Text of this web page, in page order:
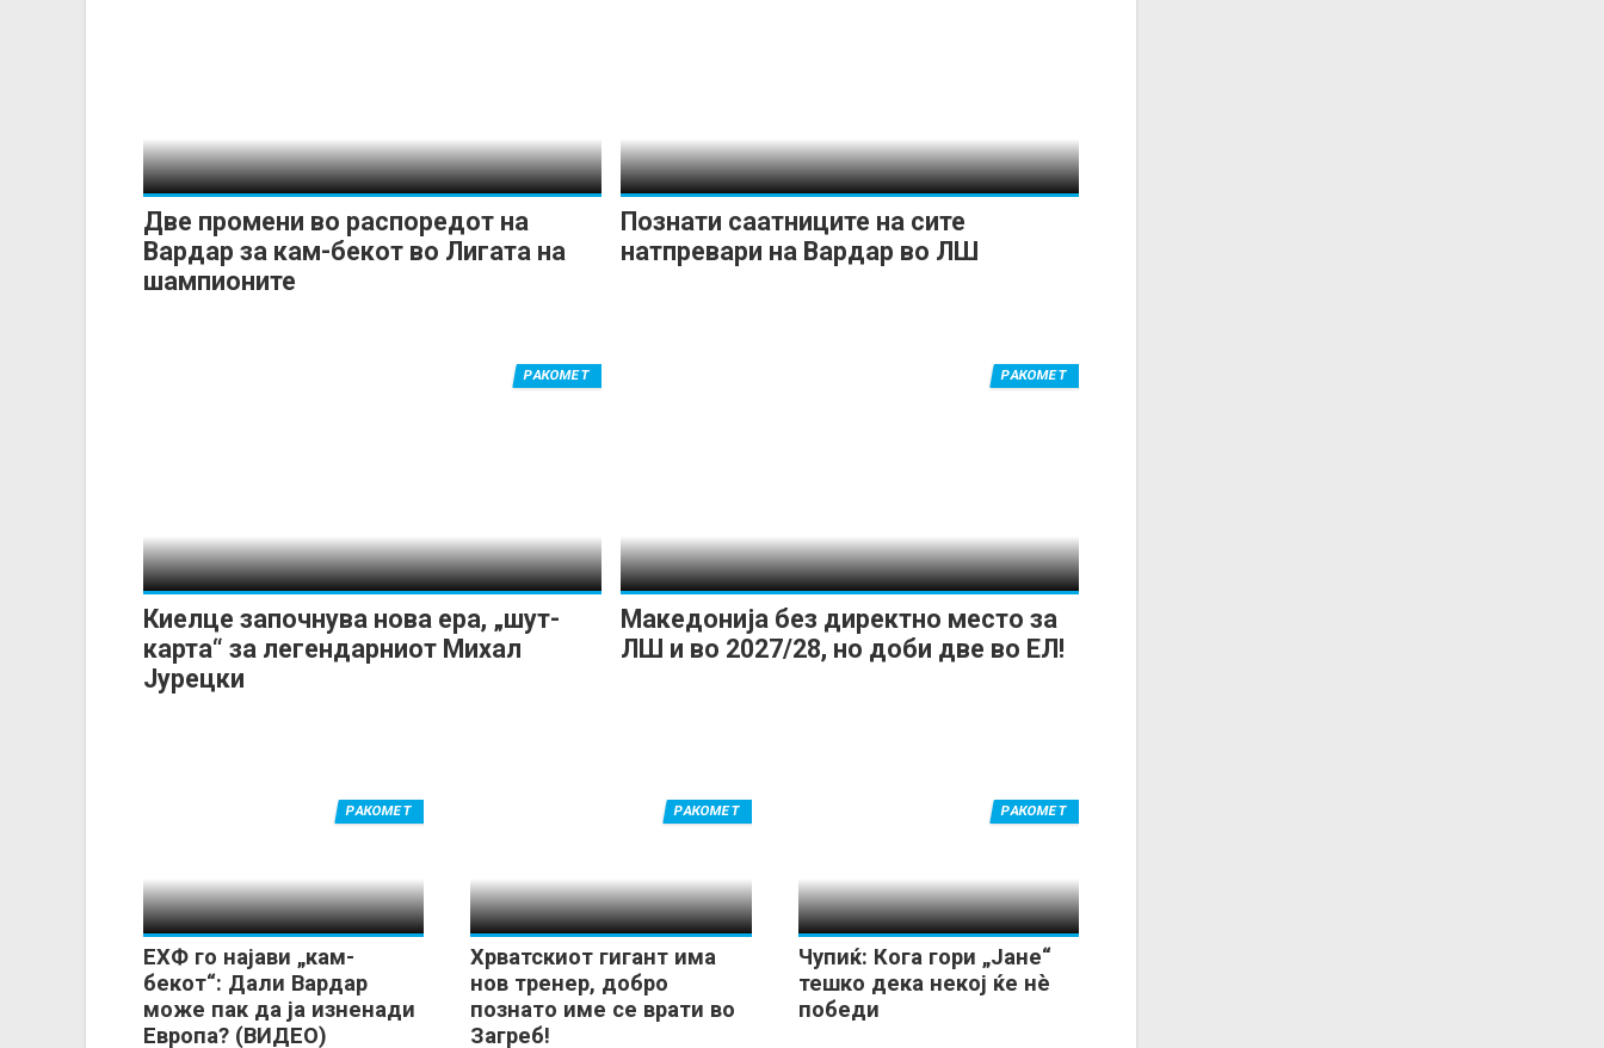
Две промени во распоредот на
Вардар за кам-бекот во Лигата на
шампионите
Познати саатниците на сите
натпревари на Вардар во ЛШ
Киелце започнува нова ера, „шут-
карта“ за легендарниот Михал
Јурецки
РАКОМЕТ
Македонија без директно место за
ЛШ и во 2027/28, но доби две во ЕЛ!
РАКОМЕТ
ЕХФ го најави „кам-
бекот“: Дали Вардар
може пак да ја изненади
Европа? (ВИДЕО)
РАКОМЕТ
Хрватскиот гигант има
нов тренер, добро
познато име се врати во
Загреб!
РАКОМЕТ
Чупиќ: Кога гори „Јане“
тешко дека некој ќе нѐ
победи
РАКОМЕТ